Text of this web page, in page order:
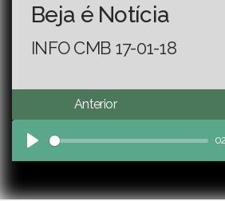
Beja é Notícia
INFO CMB 17-01-18
Anterior
Play